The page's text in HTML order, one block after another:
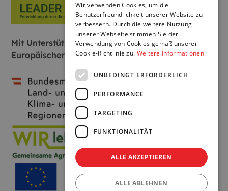
Mit Unterstützung von Bund, Land und
Europäischer Union:
Wir verwenden Cookies, um die
Benutzerfreundlichkeit unserer Website zu
verbessern. Durch die weitere Nutzung
unserer Webseite stimmen Sie der
Verwendung von Cookies gemäß unserer
Cookie-Richtlinie zu. Weitere Informationen
UNBEDINGT ERFORDERLICH
PERFORMANCE
TARGETING
FUNKTIONALITÄT
ALLE AKZEPTIEREN
ALLE ABLEHNEN